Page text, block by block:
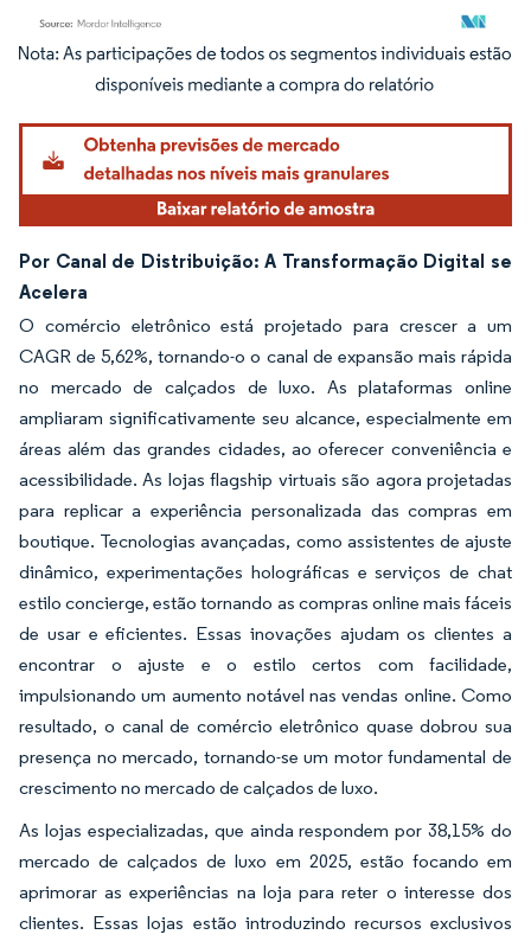
Imagem © Mordor Intelligence. O reuso requer atribuição conforme CC BY 4.0.
Por Canal de Distribuição: A Transformação Digital se
Acelera
O comércio eletrônico está projetado para crescer a um
CAGR de 5,62%, tornando-o o canal de expansão mais rápida
no mercado de calçados de luxo. As plataformas online
ampliaram significativamente seu alcance, especialmente em
áreas além das grandes cidades, ao oferecer conveniência e
acessibilidade. As lojas flagship virtuais são agora projetadas
para replicar a experiência personalizada das compras em
boutique. Tecnologias avançadas, como assistentes de ajuste
dinâmico, experimentações holográficas e serviços de chat
estilo concierge, estão tornando as compras online mais fáceis
de usar e eficientes. Essas inovações ajudam os clientes a
encontrar o ajuste e o estilo certos com facilidade,
impulsionando um aumento notável nas vendas online. Como
resultado, o canal de comércio eletrônico quase dobrou sua
presença no mercado, tornando-se um motor fundamental de
crescimento no mercado de calçados de luxo.
As lojas especializadas, que ainda respondem por 38,15% do
mercado de calçados de luxo em 2025, estão focando em
aprimorar as experiências na loja para reter o interesse dos
clientes. Essas lojas estão introduzindo recursos exclusivos